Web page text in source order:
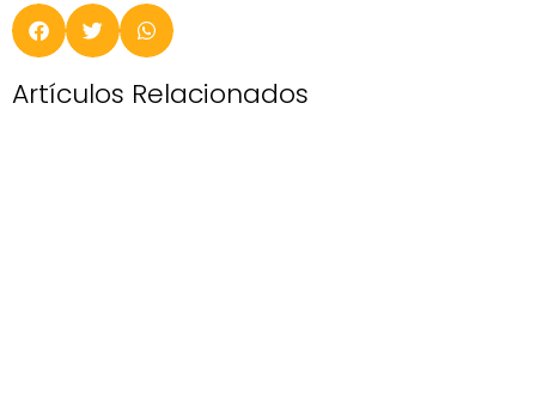
Artículos Relacionados